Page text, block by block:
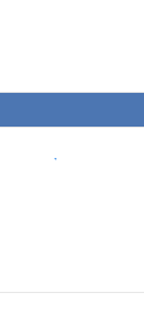
Voir les tarifs